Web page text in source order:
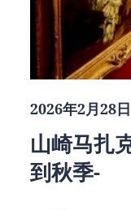
2026年2月28
山崎马扎
到秋季-